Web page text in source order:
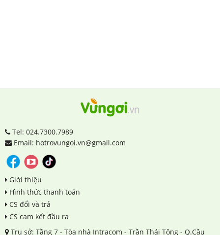
Tel: 024.7300.7989
Email: hotrovungoi.vn@gmail.com
Giới thiệu
Hình thức thanh toán
CS đổi và trả
CS cam kết đầu ra
Trụ sở: Tầng 7 - Tòa nhà Intracom - Trần Thái Tông - Q.Cầu